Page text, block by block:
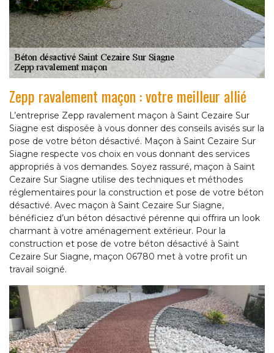
Zepp ravalement maçon : votre meilleur allié
L’entreprise Zepp ravalement maçon à Saint Cezaire Sur
Siagne est disposée à vous donner des conseils avisés sur la
pose de votre béton désactivé. Maçon à Saint Cezaire Sur
Siagne respecte vos choix en vous donnant des services
appropriés à vos demandes. Soyez rassuré, maçon à Saint
Cezaire Sur Siagne utilise des techniques et méthodes
réglementaires pour la construction et pose de votre béton
désactivé. Avec maçon à Saint Cezaire Sur Siagne,
bénéficiez d’un béton désactivé pérenne qui offrira un look
charmant à votre aménagement extérieur. Pour la
construction et pose de votre béton désactivé à Saint
Cezaire Sur Siagne, maçon 06780 met à votre profit un
travail soigné.